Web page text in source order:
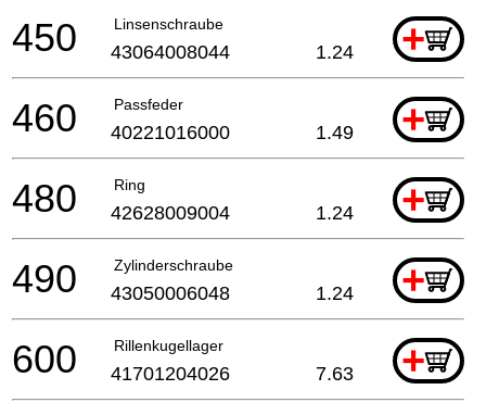
Linsenschraube +
450 43064008044 1.24
Passfeder +
460 40221016000 1.49
Ring +
480 42628009004 1.24
Zylinderschraube +
490 43050006048 1.24
Rillenkugellager +
600 41701204026 7.63